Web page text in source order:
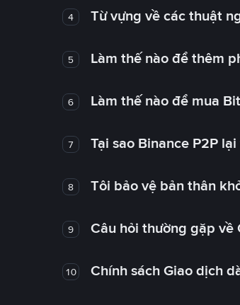
4 Từ vựng về các thuật
5 Làm thế nào để thêm
6 Làm thế nào để mua
7 Tại sao Binance P2P
8 Tôi bảo vệ bản thân
9 Câu hỏi thường gặp về
10 Chính sách Giao dịch